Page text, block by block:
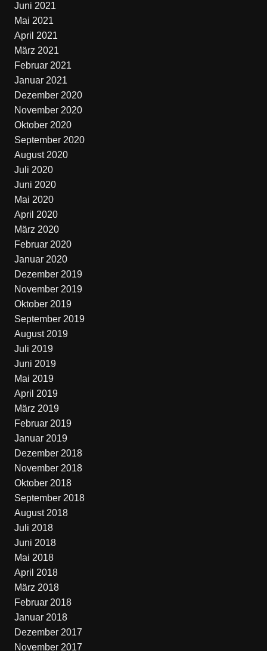
Juni 2021
Mai 2021
April 2021
März 2021
Februar 2021
Januar 2021
Dezember 2020
November 2020
Oktober 2020
September 2020
August 2020
Juli 2020
Juni 2020
Mai 2020
April 2020
März 2020
Februar 2020
Januar 2020
Dezember 2019
November 2019
Oktober 2019
September 2019
August 2019
Juli 2019
Juni 2019
Mai 2019
April 2019
März 2019
Februar 2019
Januar 2019
Dezember 2018
November 2018
Oktober 2018
September 2018
August 2018
Juli 2018
Juni 2018
Mai 2018
April 2018
März 2018
Februar 2018
Januar 2018
Dezember 2017
November 2017